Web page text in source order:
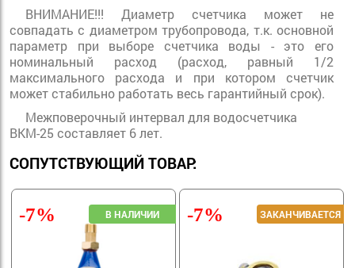
ВНИМАНИЕ!!! Диаметр счетчика может не
совпадать с диаметром трубопровода, т.к. основной
параметр при выборе счетчика воды - это его
номинальный расход (расход, равный 1/2
максимального расхода и при котором счетчик
может стабильно работать весь гарантийный срок).
Межповерочный интервал для водосчетчика
ВКМ-25 составляет 6 лет.
СОПУТСТВУЮЩИЙ ТОВАР:
-7% -7%